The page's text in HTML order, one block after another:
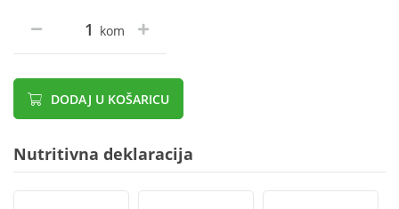
kom
DODAJ U KOŠARICU
Nutritivna deklaracija